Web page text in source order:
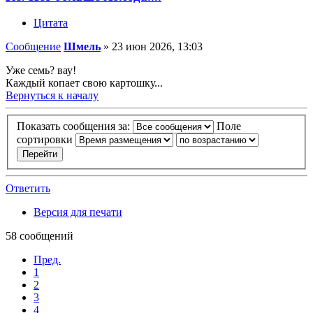
Цитата
Сообщение Шмель » 23 июн 2026, 13:03
Уже семь? вау!
Каждый копает свою картошку...
Вернуться к началу
Показать сообщения за:
Поле
сортировки
Ответить
Версия для печати
58 сообщений
Пред.
1
2
3
4